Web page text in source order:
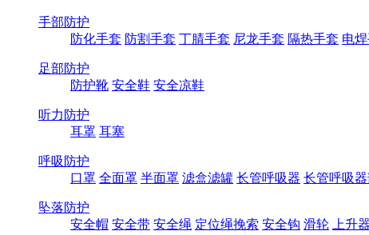
手部防护
防化手套 防割手套 丁腈手套 尼龙手套 隔热手套 电
足部防护
防护靴 安全鞋 安全凉鞋
听力防护
耳罩 耳塞
呼吸防护
口罩 全面罩 半面罩 滤盒滤罐 长管呼吸器 长管呼吸
坠落防护
安全帽 安全带 安全绳 定位绳挽索 安全钩 滑轮 上升